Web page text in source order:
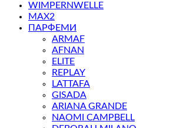
WIMPERNWELLE
MAX2
ПАРФЕМИ
ARMAF
AFNAN
ELITE
REPLAY
LATTAFA
GISADA
ARIANA GRANDE
NAOMI CAMPBELL